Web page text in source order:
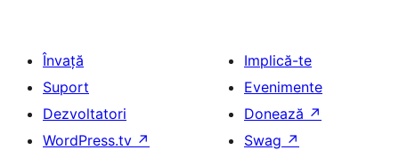
Învață
Suport
Dezvoltatori
WordPress.tv ↗
Implică-te
Evenimente
Donează ↗
Swag ↗